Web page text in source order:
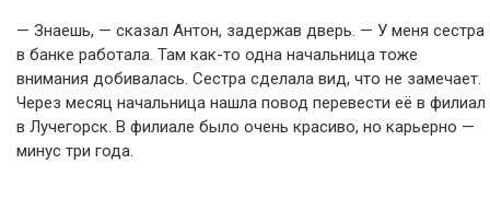
— Знаешь, — сказал Антон, задержав дверь. — У меня сестра
в банке работала. Там как-то одна начальница тоже
внимания добивалась. Сестра сделала вид, что не замечает.
Через месяц начальница нашла повод перевести её в филиал
в Лучегорск. В филиале было очень красиво, но карьерно —
минус три года.